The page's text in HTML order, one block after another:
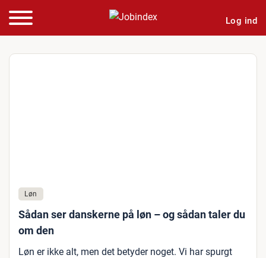
Log ind
Løn
Sådan ser danskerne på løn – og sådan taler du
om den
Løn er ikke alt, men det betyder noget. Vi har spurgt